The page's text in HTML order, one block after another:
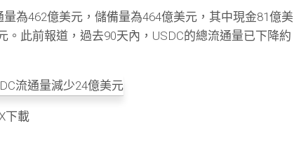
量為462億美元，儲備量為464億美元，其中現金81億美
。此前報道，過去90天內，USDC的總流通量已下降約
下載